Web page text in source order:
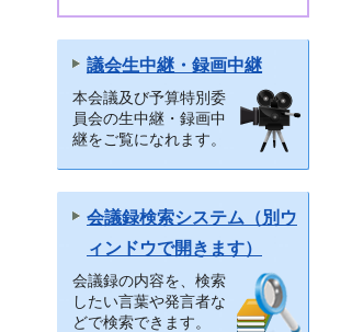
議会生中継・録画中継
本会議及び予算特別委
員会の生中継・録画中
継をご覧になれます。
会議録検索システム（別ウ
ィンドウで開きます）
会議録の内容を、検索
したい言葉や発言者な
どで検索できます。